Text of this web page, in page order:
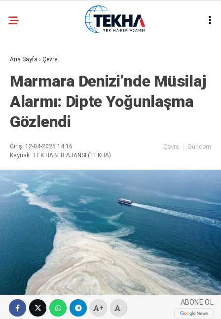
WhatsApp İhbar
Hattı
21.8
ASAYIŞ
GÜNDEM
GENEL
POLITIKA
SIYASET
DÜNYA
METEOROLOJI
SERVISLER
Ana Sayfa › Çevre
Marmara Denizi’nde Müsilaj
Alarmı: Dipte Yoğunlaşma
Gözlendi
Giriş: 12-04-2025 14:16
Kaynak: TEK HABER AJANSI (TEKHA)
Çevre Gündem
+ -
ABONE OL